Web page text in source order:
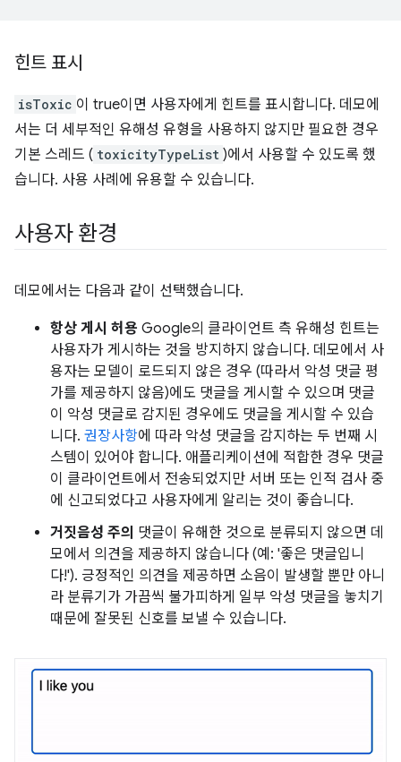
힌트 표시
isToxic 이 true이면 사용자에게 힌트를 표시합니다. 데모에
서는 더 세부적인 유해성 유형을 사용하지 않지만 필요한 경우
기본 스레드 ( toxicityTypeList )에서 사용할 수 있도록 했
습니다. 사용 사례에 유용할 수 있습니다.
사용자 환경
데모에서는 다음과 같이 선택했습니다.
항상 게시 허용 Google의 클라이언트 측 유해성 힌트는
사용자가 게시하는 것을 방지하지 않습니다. 데모에서 사
용자는 모델이 로드되지 않은 경우 (따라서 악성 댓글 평
가를 제공하지 않음)에도 댓글을 게시할 수 있으며 댓글
이 악성 댓글로 감지된 경우에도 댓글을 게시할 수 있습
니다. 권장사항에 따라 악성 댓글을 감지하는 두 번째 시
스템이 있어야 합니다. 애플리케이션에 적합한 경우 댓글
이 클라이언트에서 전송되었지만 서버 또는 인적 검사 중
에 신고되었다고 사용자에게 알리는 것이 좋습니다.
거짓음성 주의 댓글이 유해한 것으로 분류되지 않으면 데
모에서 의견을 제공하지 않습니다 (예: '좋은 댓글입니
다!'). 긍정적인 의견을 제공하면 소음이 발생할 뿐만 아니
라 분류기가 가끔씩 불가피하게 일부 악성 댓글을 놓치기
때문에 잘못된 신호를 보낼 수 있습니다.